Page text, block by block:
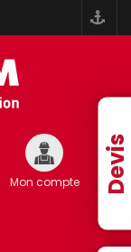
Devis
Mon compte